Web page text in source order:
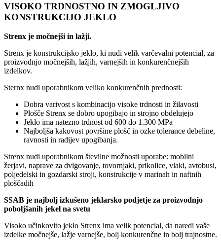
VISOKO TRDNOSTNO IN ZMOGLJIVO
KONSTRUKCIJO JEKLO
Strenx je močnejši in lažji.
Strenx je konstrukcijsko jeklo, ki nudi velik varčevalni potencial, za
proizvodnjo močnejših, lažjih, varnejših in konkurenčnejših
izdelkov.
Sternx nudi uporabnikom veliko konkurenčnih prednosti:
Dobra varivost s kombinacijo visoke trdnosti in žilavosti
Plošče Strenx se dobro upogibajo in strojno obdelujejo
Jeklo ima natezno trdnost od 600 do 1.300 MPa
Najboljša kakovost površine plošč in ozke tolerance debeline,
ravnosti in radijev upogibanja.
Strenx nudi uporabnikom številne možnosti uporabe: mobilni
žerjavi, naprave za dvigovanje, tovornjaki, prikolice, vlaki, avtobusi,
poljedelski in gozdarski stroji, konstrukcije v marinah in naftnih
ploščadih
SSAB je najbolj izkušeno jeklarsko podjetje za proizvodnjo
poboljšanih jekel na svetu
Visoko učinkovito jeklo Strenx ima velik potencial, da naredi vaše
izdelke močnejše, lažje varnejše, bolj konkurenčne in bolj trajnostne.